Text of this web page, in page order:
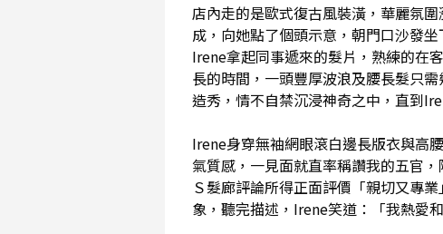
店內走的是歐式復古風裝潢，華麗氛
成，向她點了個頭示意，朝門口沙發
Irene拿起同事遞來的髮片，熟練的在
長的時間，一頭豐厚波浪及腰長髮只
造秀，情不自禁沉浸神奇之中，直到
Irene身穿無袖網眼滾白邊長版衣與高
氣質感，一見面就直率稱讚我的五官
Ｓ髮廊評論所得正面評價「親切又專
象，聽完描述，Irene笑道：「我熱愛